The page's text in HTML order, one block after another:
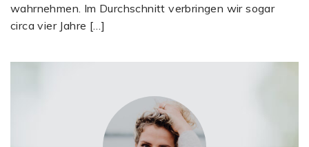
wahrnehmen. Im Durchschnitt verbringen wir sogar
circa vier Jahre […]